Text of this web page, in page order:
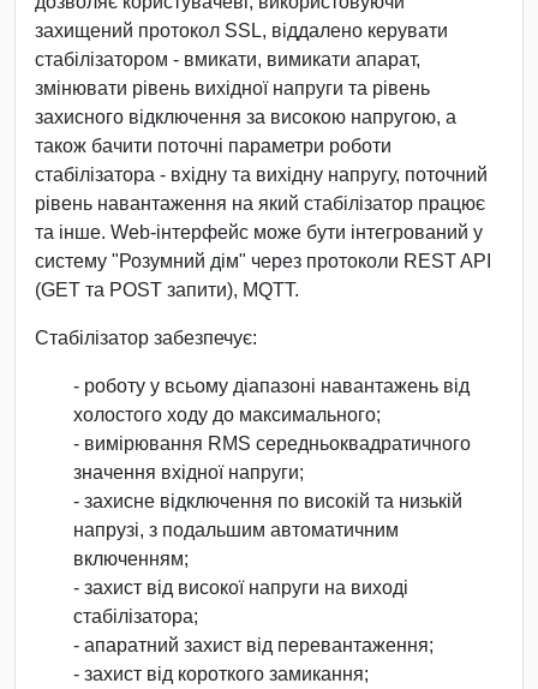
захищений протокол SSL, віддалено керувати
стабілізатором - вмикати, вимикати апарат,
змінювати рівень вихідної напруги та рівень
захисного відключення за високою напругою, а
також бачити поточні параметри роботи
стабілізатора - вхідну та вихідну напругу, поточний
рівень навантаження на який стабілізатор працює
та інше. Web-інтерфейс може бути інтегрований у
систему "Розумний дім" через протоколи REST API
(GET та POST запити), MQTT.
Стабілізатор забезпечує:
- роботу у всьому діапазоні навантажень від
холостого ходу до максимального;
- вимірювання RMS середньоквадратичного
значення вхідної напруги;
- захисне відключення по високій та низькій
напрузі, з подальшим автоматичним
включенням;
- захист від високої напруги на виході
стабілізатора;
- апаратний захист від перевантаження;
- захист від короткого замикання;